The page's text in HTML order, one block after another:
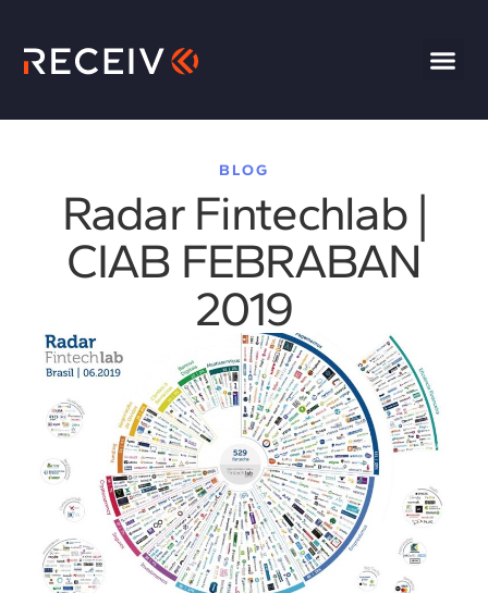
BLOG
Radar Fintechlab |
CIAB FEBRABAN
2019